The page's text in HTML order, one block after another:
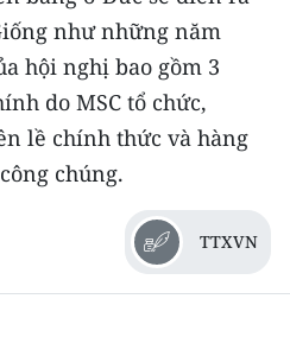
Bắc
và Tây
như những năm
hội nghị bao gồm 3
do MSC tổ chức,
lề chính thức và hàng
chúng.
TTXVN